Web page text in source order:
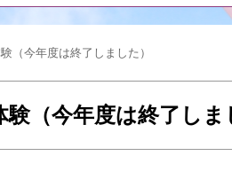
古代蓮の里
（今年度は終了しました）
（今年度は終了しま